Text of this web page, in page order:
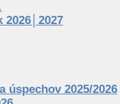
úspechov 2025/2026